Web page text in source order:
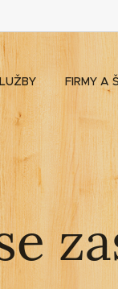
FIRMY A